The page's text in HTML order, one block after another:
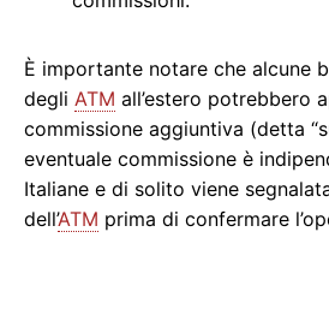
È importante notare che alcune
degli ATM all’estero potrebbero
commissione aggiuntiva (detta
eventuale commissione è
Italiane e di solito viene
dell’ATM prima di confermare